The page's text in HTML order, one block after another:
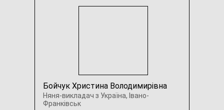
Бойчук Христина Володимирівна
Няня-викладач з Україна, Івано-
Франківськ